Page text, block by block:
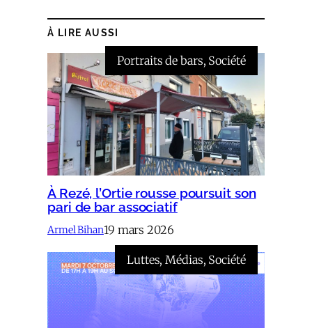
À LIRE AUSSI
Portraits de bars, Société
À Rezé, l’Ortie rousse poursuit son
pari de bar associatif
Armel Bihan19 mars 2026
Luttes, Médias, Société